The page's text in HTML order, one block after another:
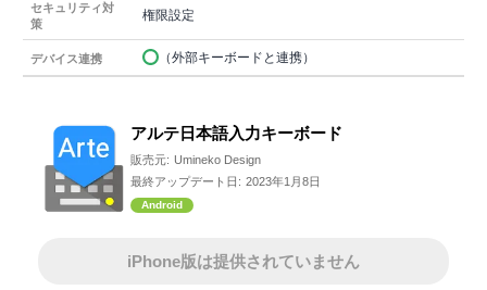
セキュリティ対
策
権限設定
デバイス連携 （外部キーボードと連携）
アルテ日本語入力キーボード
販売元: Umineko Design
最終アップデート日: 2023年1月8日
Android
iPhone版は提供されていません